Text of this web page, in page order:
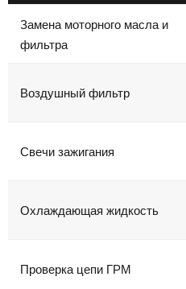
Замена моторного масла и
фильтра
Воздушный фильтр
Свечи зажигания
Охлаждающая жидкость
Проверка цепи ГРМ